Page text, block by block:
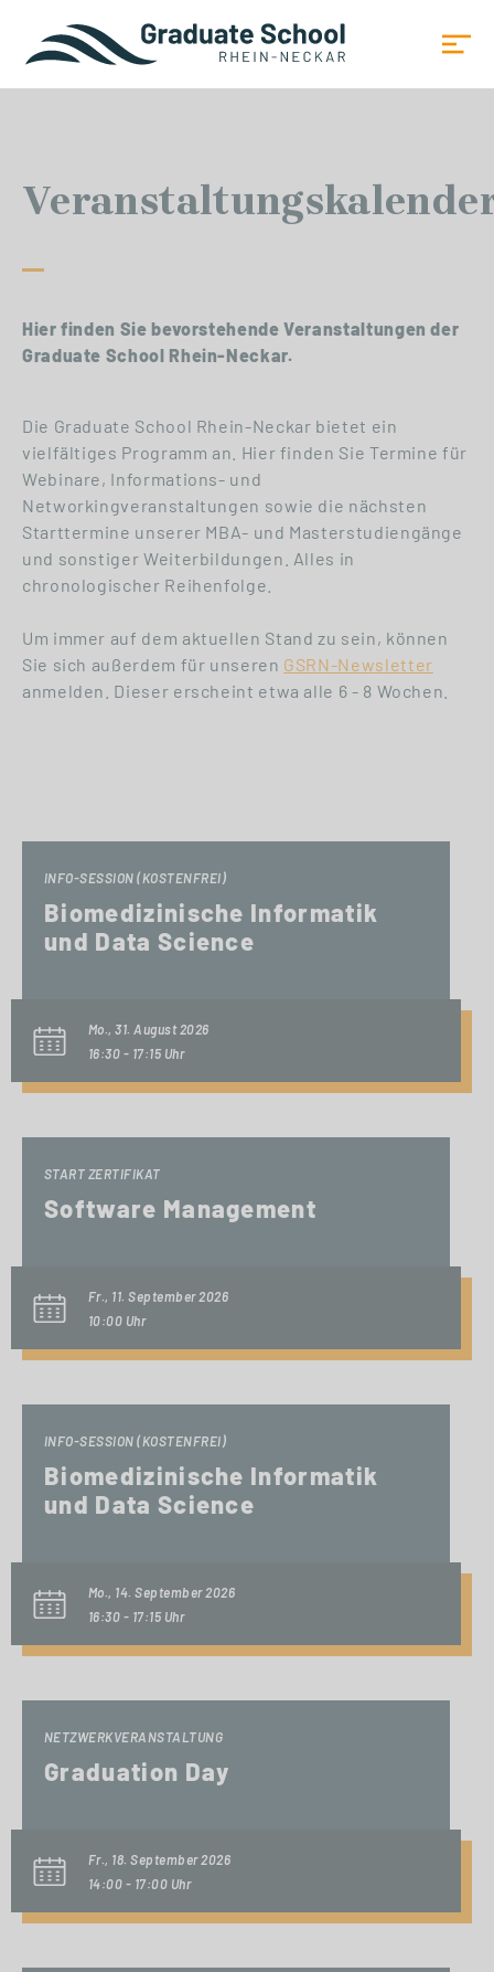
Hier finden Sie bevorstehende Veranstaltungen der
Graduate School Rhein-Neckar.
Die Graduate School Rhein-Neckar bietet ein
vielfältiges Programm an. Hier finden Sie Termine für
Webinare, Informations- und
Networkingveranstaltungen sowie die nächsten
Starttermine unserer MBA- und Masterstudiengänge
und sonstiger Weiterbildungen. Alles in
chronologischer Reihenfolge.
Um immer auf dem aktuellen Stand zu sein, können
Sie sich außerdem für unseren GSRN-Newsletter
anmelden. Dieser erscheint etwa alle 6 - 8 Wochen.
INFO-SESSION (KOSTENFREI)
Biomedizinische Informatik
und Data Science
Mo., 31. August 2026
16:30 - 17:15 Uhr
START ZERTIFIKAT
Software Management
Fr., 11. September 2026
10:00 Uhr
INFO-SESSION (KOSTENFREI)
Biomedizinische Informatik
und Data Science
Mo., 14. September 2026
16:30 - 17:15 Uhr
NETZWERKVERANSTALTUNG
Graduation Day
Fr., 18. September 2026
14:00 - 17:00 Uhr